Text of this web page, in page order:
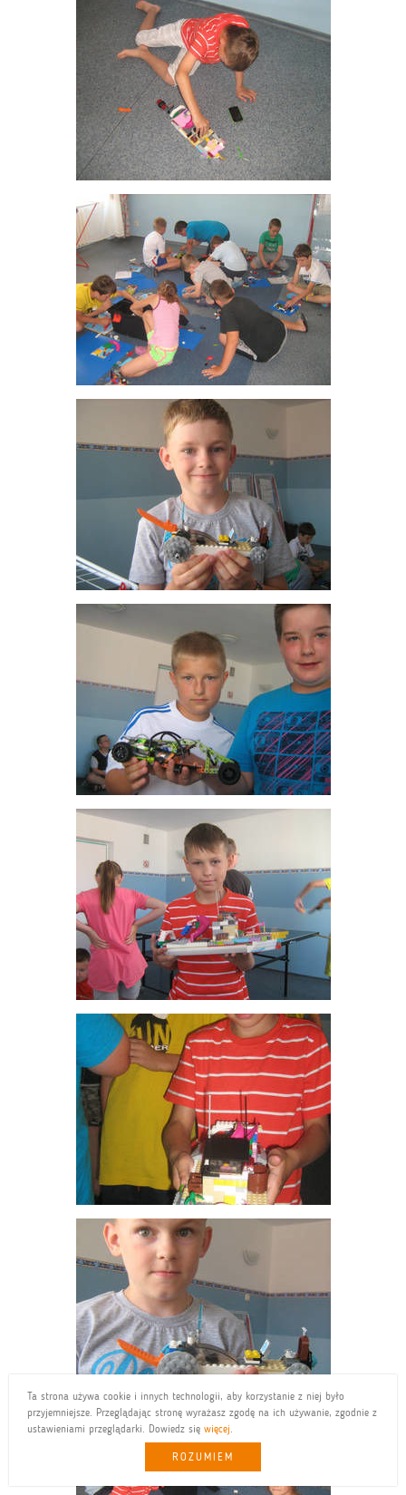
Ta strona używa cookie i innych technologii, aby korzystanie z niej było
przyjemniejsze. Przeglądając stronę wyrażasz zgodę na ich używanie, zgodnie z
ustawieniami przeglądarki. Dowiedz się więcej.
ROZUMIEM